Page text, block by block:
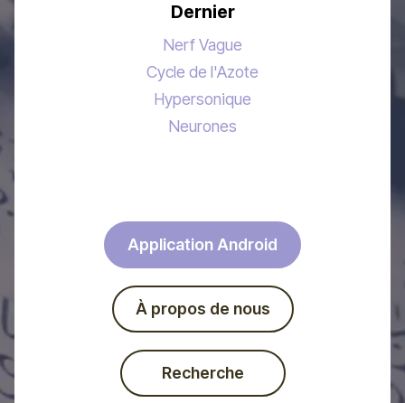
Dernier
Nerf Vague
Cycle de l'Azote
Hypersonique
Neurones
Application Android
À propos de nous
Recherche